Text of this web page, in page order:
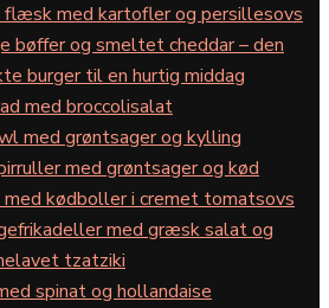
med kartofler og persillesovs
bøffer og smeltet cheddar – den
burger til en hurtig middag
med broccolisalat
med grøntsager og kylling
med grøntsager og kød
med kødboller i cremet tomatsovs
med græsk salat og
tzatziki
spinat og hollandaise